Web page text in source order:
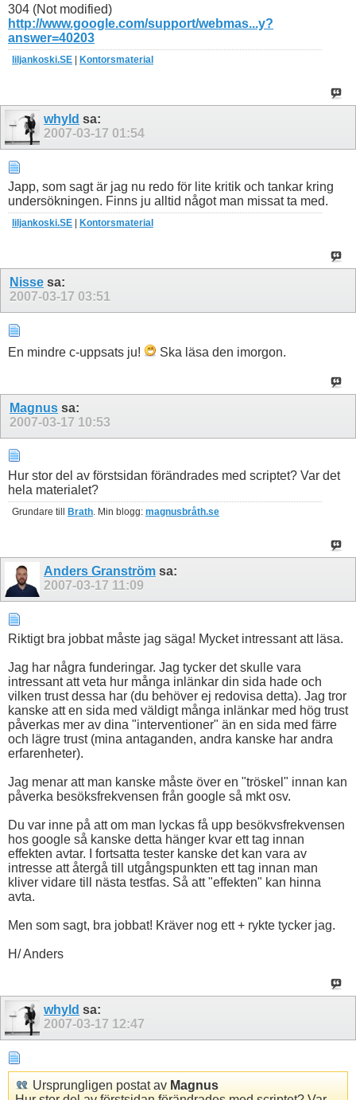
304 (Not modified)
http://www.google.com/support/webmas...y?
answer=40203
liljankoski.SE Kontorsmaterial
whyld sa:
2007-03-17 01:54
Japp, som sagt är jag nu redo för lite kritik och tankar kring
undersökningen. Finns ju alltid något man missat ta med.
liljankoski.SE Kontorsmaterial
Nisse sa:
2007-03-17 03:51
En mindre c-uppsats ju! Ska läsa den imorgon.
Magnus sa:
2007-03-17 10:53
Hur stor del av förstsidan förändrades med scriptet? Var det
hela materialet?
Grundare till Brath. Min blogg: magnusbråth.se
Anders Granström sa:
2007-03-17 11:09
Riktigt bra jobbat måste jag säga! Mycket intressant att läsa.
Jag har några funderingar. Jag tycker det skulle vara
intressant att veta hur många inlänkar din sida hade och
vilken trust dessa har (du behöver ej redovisa detta). Jag tror
kanske att en sida med väldigt många inlänkar med hög trust
påverkas mer av dina "interventioner" än en sida med färre
och lägre trust (mina antaganden, andra kanske har andra
erfarenheter).
Jag menar att man kanske måste över en "tröskel" innan kan
påverka besöksfrekvensen från google så mkt osv.
Du var inne på att om man lyckas få upp besökvsfrekvensen
hos google så kanske detta hänger kvar ett tag innan
effekten avtar. I fortsatta tester kanske det kan vara av
intresse att återgå till utgångspunkten ett tag innan man
kliver vidare till nästa testfas. Så att "effekten" kan hinna
avta.
Men som sagt, bra jobbat! Kräver nog ett + rykte tycker jag.
H/ Anders
whyld sa:
2007-03-17 12:47
Ursprungligen postat av Magnus